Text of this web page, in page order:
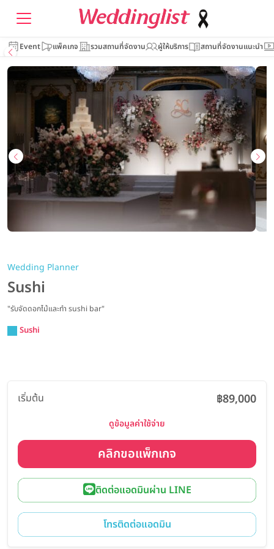
Event แพ็คเกจ รวมสถานที่จัดงาน ผู้ให้บริการ สถานที่จัดงานแนะนำ
Wedding Planner
Sushi
"รับจัดดอกไม้และทำ sushi bar"
Sushi
เริ่มต้น ฿89,000
ดูข้อมูลค่าใช้จ่าย
คลิกขอแพ็กเกจ
ติดต่อแอดมินผ่าน LINE
โทรติดต่อแอดมิน